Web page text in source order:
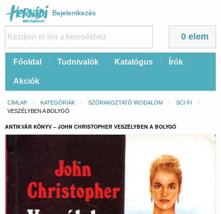
Felhasználói
fiók
menüje
Bejelentkezés
0 elem
FőFőoldal Tudnivalók Katalógus Írók
Akciók
Morzsa
CÍMLAP KATEGÓRIÁK SZÓRAKOZTATÓ IRODALOM
SCI-FI
CURRENT:
VESZÉLYBEN A BOLYGÓ
ANTIKVÁR KÖNYV – JOHN CHRISTOPHER VESZÉLYBEN A BOLYGÓ